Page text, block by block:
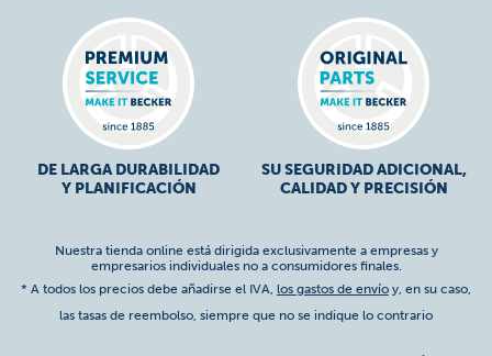
DE LARGA DURABILIDAD
Y PLANIFICACIÓN
SU SEGURIDAD ADICIONAL,
CALIDAD Y PRECISIÓN
Nuestra tienda online está dirigida exclusivamente a empresas y
empresarios individuales no a consumidores finales.
* A todos los precios debe añadirse el IVA, los gastos de envío y, en su caso,
las tasas de reembolso, siempre que no se indique lo contrario